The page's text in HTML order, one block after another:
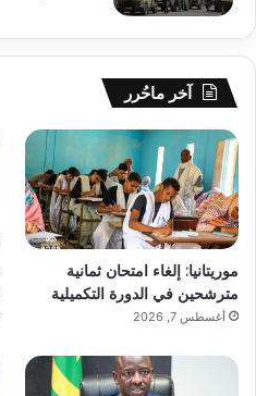
آخر ماحُرر
موريتانيا: إلغاء امتحان ثمانية
مترشحين في الدورة التكميلية
أغسطس 7, 2026